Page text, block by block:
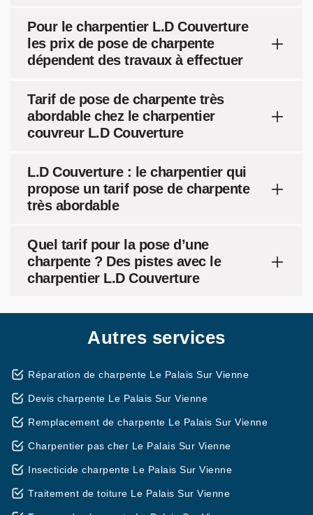
Pour le charpentier L.D Couverture
les prix de pose de charpente
dépendent des travaux à effectuer
Tarif de pose de charpente très
abordable chez le charpentier
couvreur L.D Couverture
L.D Couverture : le charpentier qui
propose un tarif pose de charpente
très abordable
Quel tarif pour la pose d’une
charpente ? Des pistes avec le
charpentier L.D Couverture
Autres services
Réparation de charpente Le Palais Sur Vienne
Devis charpente Le Palais Sur Vienne
Remplacement de charpente Le Palais Sur Vienne
Charpentier pas cher Le Palais Sur Vienne
Insecticide charpente Le Palais Sur Vienne
Traitement de toiture Le Palais Sur Vienne